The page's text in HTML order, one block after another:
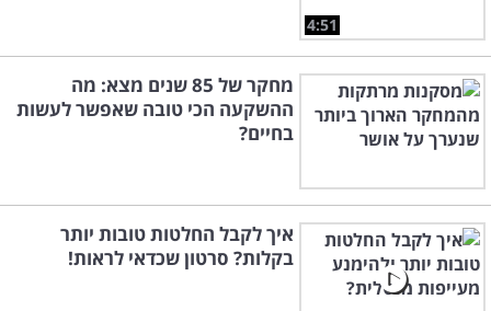
4:51
מחקר של 85 שנים מצא: מה
ההשקעה הכי טובה שאפשר לעשות
בחיים?
איך לקבל החלטות טובות יותר
בקלות? סרטון שכדאי לראות!